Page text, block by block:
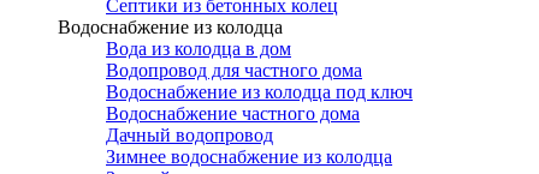
Септики из бетонных колец
Водоснабжение из колодца
Вода из колодца в дом
Водопровод для частного дома
Водоснабжение из колодца под ключ
Водоснабжение частного дома
Дачный водопровод
Зимнее водоснабжение из колодца